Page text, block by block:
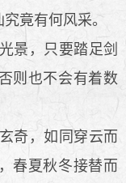
竟有何风采。
景，只要踏足剑
则也不会有着数
奇，如同穿云而
春夏秋冬接替而